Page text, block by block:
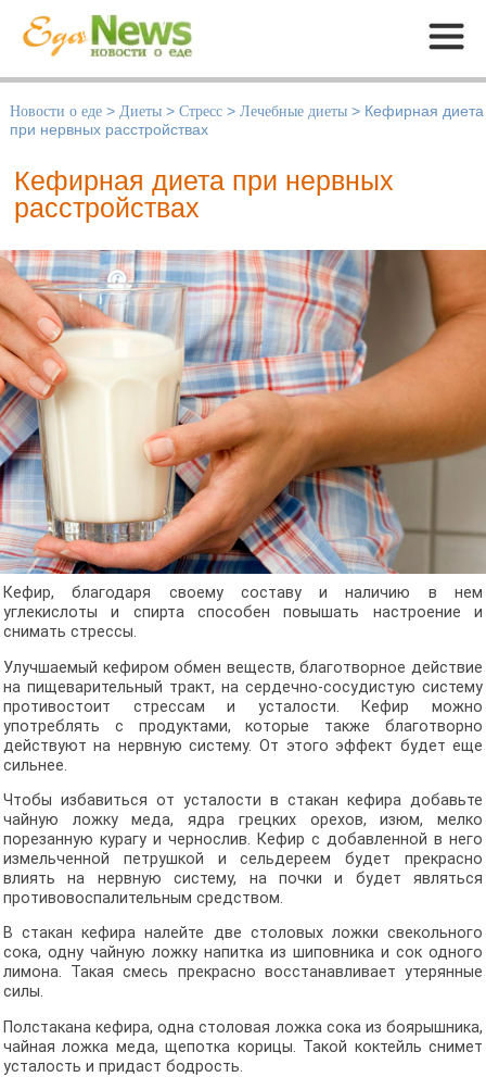
Меню
Новости о еде > Диеты > Стресс > Лечебные диеты > Кефирная диета
при нервных расстройствах
Кефирная диета при нервных
расстройствах
Кефир, благодаря своему составу и наличию в нем
углекислоты и спирта способен повышать настроение и
снимать стрессы.
Улучшаемый кефиром обмен веществ, благотворное действие
на пищеварительный тракт, на сердечно-сосудистую систему
противостоит стрессам и усталости. Кефир можно
употреблять с продуктами, которые также благотворно
действуют на нервную систему. От этого эффект будет еще
сильнее.
Чтобы избавиться от усталости в стакан кефира добавьте
чайную ложку меда, ядра грецких орехов, изюм, мелко
порезанную курагу и чернослив. Кефир с добавленной в него
измельченной петрушкой и сельдереем будет прекрасно
влиять на нервную систему, на почки и будет являться
противовоспалительным средством.
В стакан кефира налейте две столовых ложки свекольного
сока, одну чайную ложку напитка из шиповника и сок одного
лимона. Такая смесь прекрасно восстанавливает утерянные
силы.
Полстакана кефира, одна столовая ложка сока из боярышника,
чайная ложка меда, щепотка корицы. Такой коктейль снимет
усталость и придаст бодрость.